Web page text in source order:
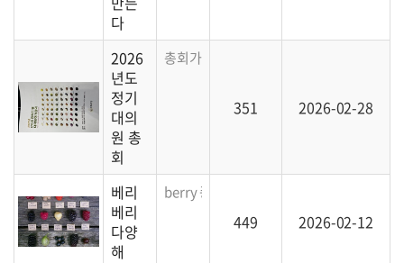
다
2026
년도
정기
대의
원 총
회
총회가 시작됩니다.
351 2026-02-28
베리
베리
다양
해
berry 종류는 참으로 다양합니다.
449 2026-02-12